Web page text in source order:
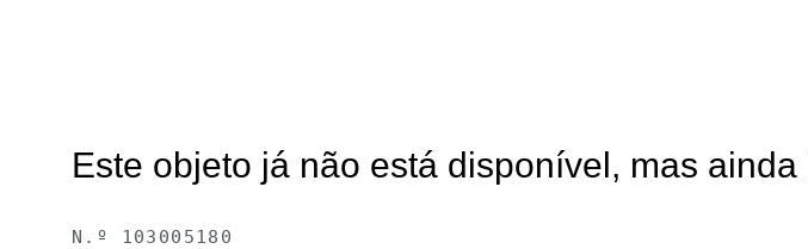
Este objeto já não está disponível, mas
N.º 103005180